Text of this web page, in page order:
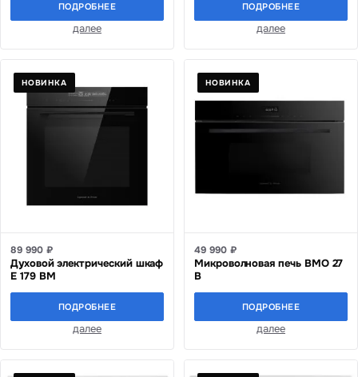
ПОДРОБНЕЕ
далее
ПОДРОБНЕЕ
далее
НОВИНКА
89 990 ₽
Духовой электрический шкаф
E 179 BM
ПОДРОБНЕЕ
далее
НОВИНКА
49 990 ₽
Микроволновая печь BMO 27
B
ПОДРОБНЕЕ
далее